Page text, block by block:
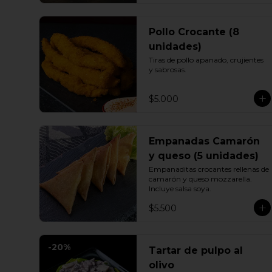
Pollo Crocante (8
unidades)
Tiras de pollo apanado, crujientes
y sabrosas.
$5.000
Empanadas Camarón
y queso (5 unidades)
Empanaditas crocantes rellenas de
camarón y queso mozzarella.
Incluye salsa soya.
$5.500
-20%
Tartar de pulpo al
olivo